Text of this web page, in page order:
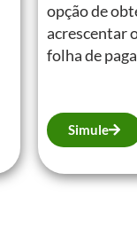
opção de
acrescentar
folha de
Simule